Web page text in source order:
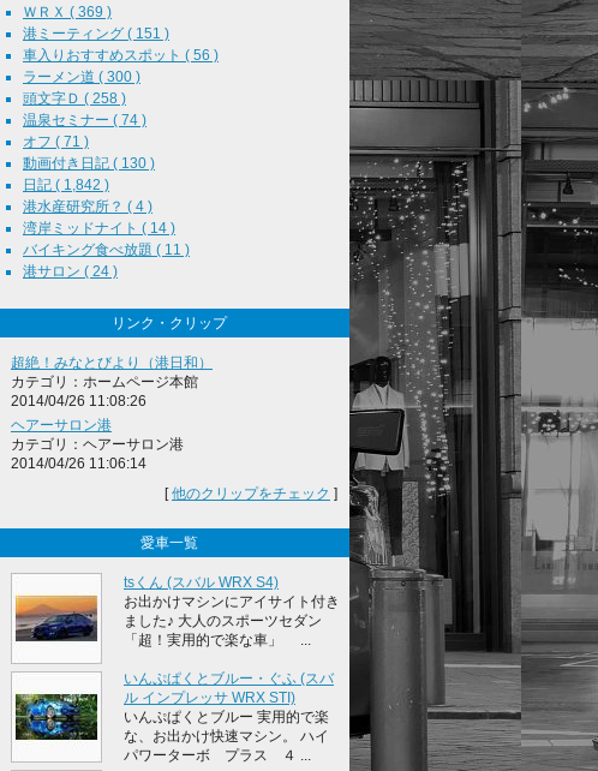
ＷＲＸ ( 369 )
港ミーティング ( 151 )
車入りおすすめスポット ( 56 )
ラーメン道 ( 300 )
頭文字Ｄ ( 258 )
温泉セミナー ( 74 )
オフ ( 71 )
動画付き日記 ( 130 )
日記 ( 1,842 )
港水産研究所？ ( 4 )
湾岸ミッドナイト ( 14 )
バイキング食べ放題 ( 11 )
港サロン ( 24 )
リンク・クリップ
超絶！みなとびより（港日和）
カテゴリ：ホームページ本館
2014/04/26 11:08:26
ヘアーサロン港
カテゴリ：ヘアーサロン港
2014/04/26 11:06:14
[他のクリップをチェック ]
愛車一覧
tsくん (スバル WRX S4)
お出かけマシンにアイサイト付き
ました♪ 大人のスポーツセダン
「超！実用的で楽な車」 ...
いんぷぱくとブルー・ぐふ (スバ
ル インプレッサ WRX STI)
いんぷぱくとブルー 実用的で楽
な、お出かけ快速マシン。 ハイ
パワーターボ プラス ４ ...